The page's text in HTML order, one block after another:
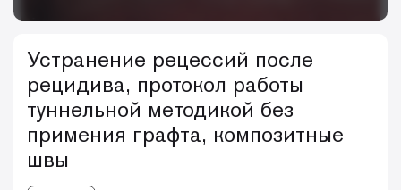
Устранение рецессий после
рецидива, протокол работы
туннельной методикой без
примения графта, композитные
швы